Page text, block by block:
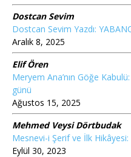
Dostcan Sevim
Dostcan Sevim Yazdı:
Aralık 8, 2025
Elif Ören
Meryem Ana’nın Göğe
günü
Ağustos 15, 2025
Mehmed Veysi Dörtbudak
Mesnevi-i Şerif ve İlk
Eylül 30, 2023